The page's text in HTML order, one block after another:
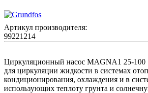
Артикул производителя:
99221214
Циркуляционный насос MAGNA1 25-100
для циркуляции жидкости в системах
кондиционирования, охлаждения и в
использующих теплоту грунта и